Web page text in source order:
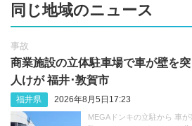
同じ地域のニュース
事故
商業施設の立体駐車場で車が壁を
人けが 福井･敦賀市
福井県 2026年8月5日17:23
MEGAドンキの立駐から 車